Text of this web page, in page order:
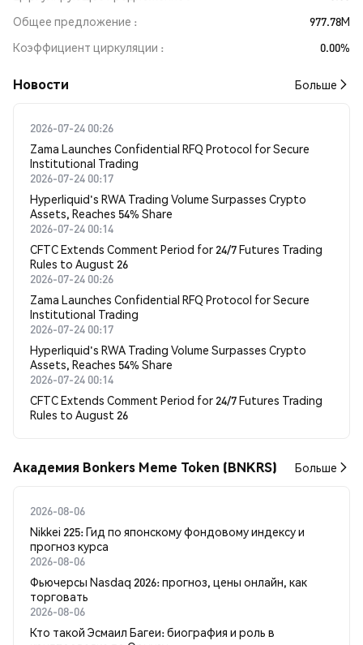
Общее предложение
977.78M
Коэффициент циркуляции
0.00%
Новости Больше
2026-07-24 00:26
Zama Launches Confidential RFQ Protocol for Secure
Institutional Trading
2026-07-24 00:17
Hyperliquid's RWA Trading Volume Surpasses Crypto
Assets, Reaches 54% Share
2026-07-24 00:14
CFTC Extends Comment Period for 24/7 Futures Trading
Rules to August 26
2026-07-24 00:26
Zama Launches Confidential RFQ Protocol for Secure
Institutional Trading
2026-07-24 00:17
Hyperliquid's RWA Trading Volume Surpasses Crypto
Assets, Reaches 54% Share
2026-07-24 00:14
CFTC Extends Comment Period for 24/7 Futures Trading
Rules to August 26
Академия Bonkers Meme Token (BNKRS) Больше
2026-08-06
Nikkei 225: Гид по японскому фондовому индексу и
прогноз курса
2026-08-06
Фьючерсы Nasdaq 2026: прогноз, цены онлайн, как
торговать
2026-08-06
Кто такой Эсмаил Багеи: биография и роль в